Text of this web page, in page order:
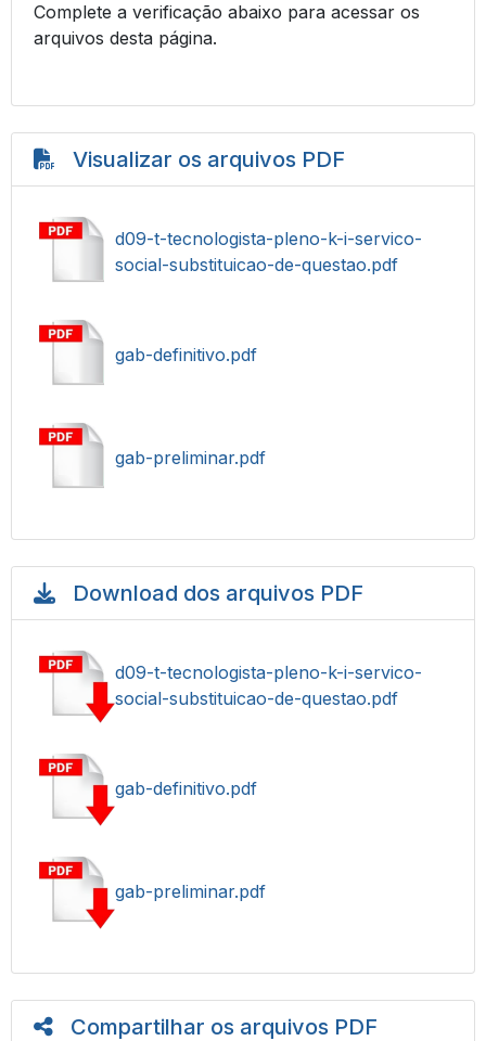
Complete a verificação abaixo para acessar os
arquivos desta página.
Visualizar os arquivos PDF
d09-t-tecnologista-pleno-k-i-servico-
social-substituicao-de-questao.pdf
gab-definitivo.pdf
gab-preliminar.pdf
Download dos arquivos PDF
d09-t-tecnologista-pleno-k-i-servico-
social-substituicao-de-questao.pdf
gab-definitivo.pdf
gab-preliminar.pdf
Compartilhar os arquivos PDF